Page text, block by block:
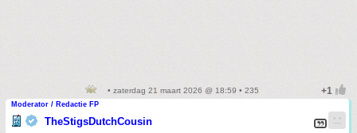
• zaterdag 21 maart 2026 @ 18:59 • 235
Moderator / Redactie FP
TheStigsDutchCousin